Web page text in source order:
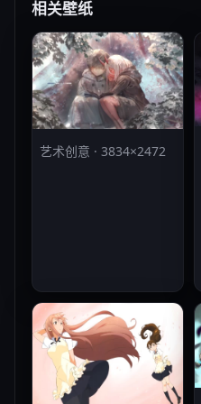
相关壁纸
艺术创意 · 3834×2472